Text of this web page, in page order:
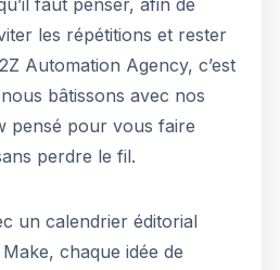
faut penser, afin de
les répétitions et rester
Automation Agency, c’est
bâtissons avec nos
pensé pour vous faire
perdre le fil.
un calendrier éditorial
chaque idée de